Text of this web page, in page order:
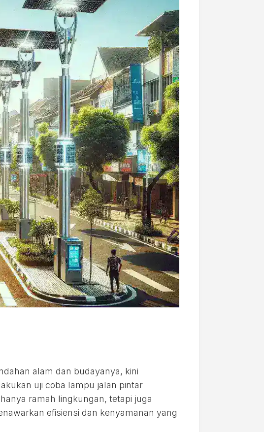
alam dan budayanya, kini
uji coba lampu jalan pintar
ramah lingkungan, tetapi juga
efisiensi dan kenyamanan yang